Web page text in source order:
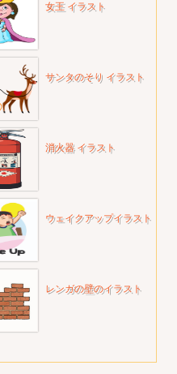
女王 イラスト
サンタのそり イラスト
消火器 イラスト
ウェイクアップイラスト
レンガの壁のイラスト